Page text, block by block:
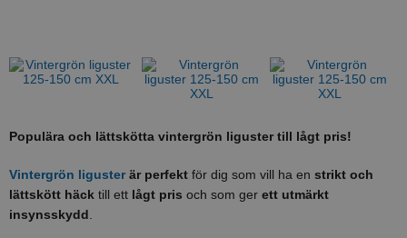
Populära och lättskötta vintergrön liguster till lågt pris!
Vintergrön liguster är perfekt för dig som vill ha en strikt och
lättskött häck till ett lågt pris och som ger ett utmärkt
insynsskydd